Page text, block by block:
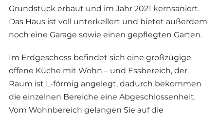
Grundstück erbaut und im Jahr 2021 kernsaniert.
Das Haus ist voll unterkellert und bietet außerdem
noch eine Garage sowie einen gepflegten Garten.
Im Erdgeschoss befindet sich eine großzügige
offene Küche mit Wohn – und Essbereich, der
Raum ist L-förmig angelegt, dadurch bekommen
die einzelnen Bereiche eine Abgeschlossenheit.
Vom Wohnbereich gelangen Sie auf die